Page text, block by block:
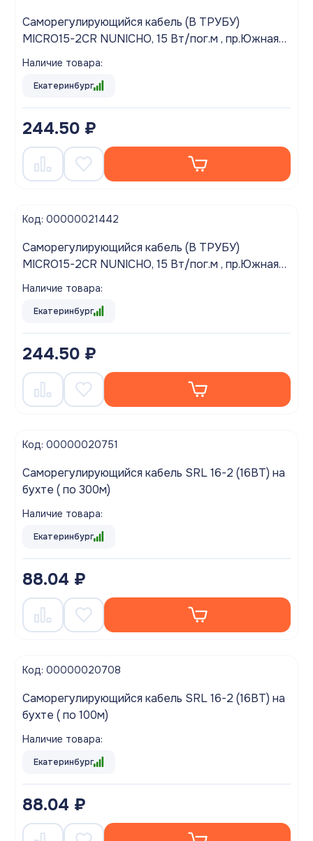
Саморегулирующийся кабель (В ТРУБУ)
MICRO15-2CR NUNICHO, 15 Вт/пог.м , пр.Южная
Корея) ( по 50м)
Наличие товара:
Екатеринбург
244.50 ₽
Код: 00000021442
Саморегулирующийся кабель (В ТРУБУ)
MICRO15-2CR NUNICHO, 15 Вт/пог.м , пр.Южная
Корея) ( по200м)
Наличие товара:
Екатеринбург
244.50 ₽
Код: 00000020751
Саморегулирующийся кабель SRL 16-2 (16ВТ) на
бухте ( по 300м)
Наличие товара:
Екатеринбург
88.04 ₽
Код: 00000020708
Саморегулирующийся кабель SRL 16-2 (16ВТ) на
бухте ( по 100м)
Наличие товара:
Екатеринбург
88.04 ₽